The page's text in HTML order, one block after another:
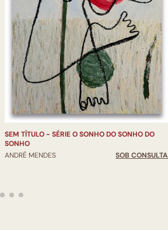
SEM TÍTULO - SÉRIE O SONHO DO SONHO DO
SONHO
ANDRÉ MENDES
SOB CONSULTA